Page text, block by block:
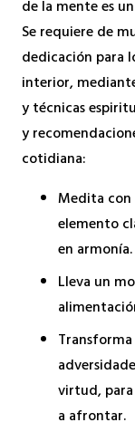
de la mente es
Se requiere de
dedicación para
interior,
y técnicas
y
cotidiana:
Medita
elemento
en armonía.
Lleva un
virtud,
a afrontar.